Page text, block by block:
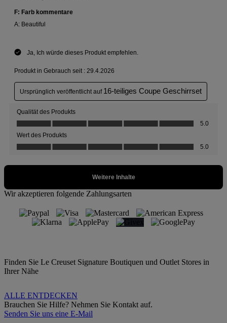
Wir akzeptieren folgende Zahlungsarten
Finden Sie Le Creuset Signature Boutiquen und Outlet Stores in
Ihrer Nähe
ALLE ENTDECKEN
Brauchen Sie Hilfe? Nehmen Sie Kontakt auf.
Senden Sie uns eine E-Mail